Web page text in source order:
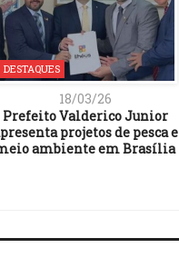
DESTAQUES
18/03/26
Prefeito Valderico Junior
projetos de pesca e
ambiente em Brasília